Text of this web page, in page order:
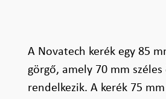
A Novatech kerék egy 85
görgő, amely 70 mm
rendelkezik. A kerék 75